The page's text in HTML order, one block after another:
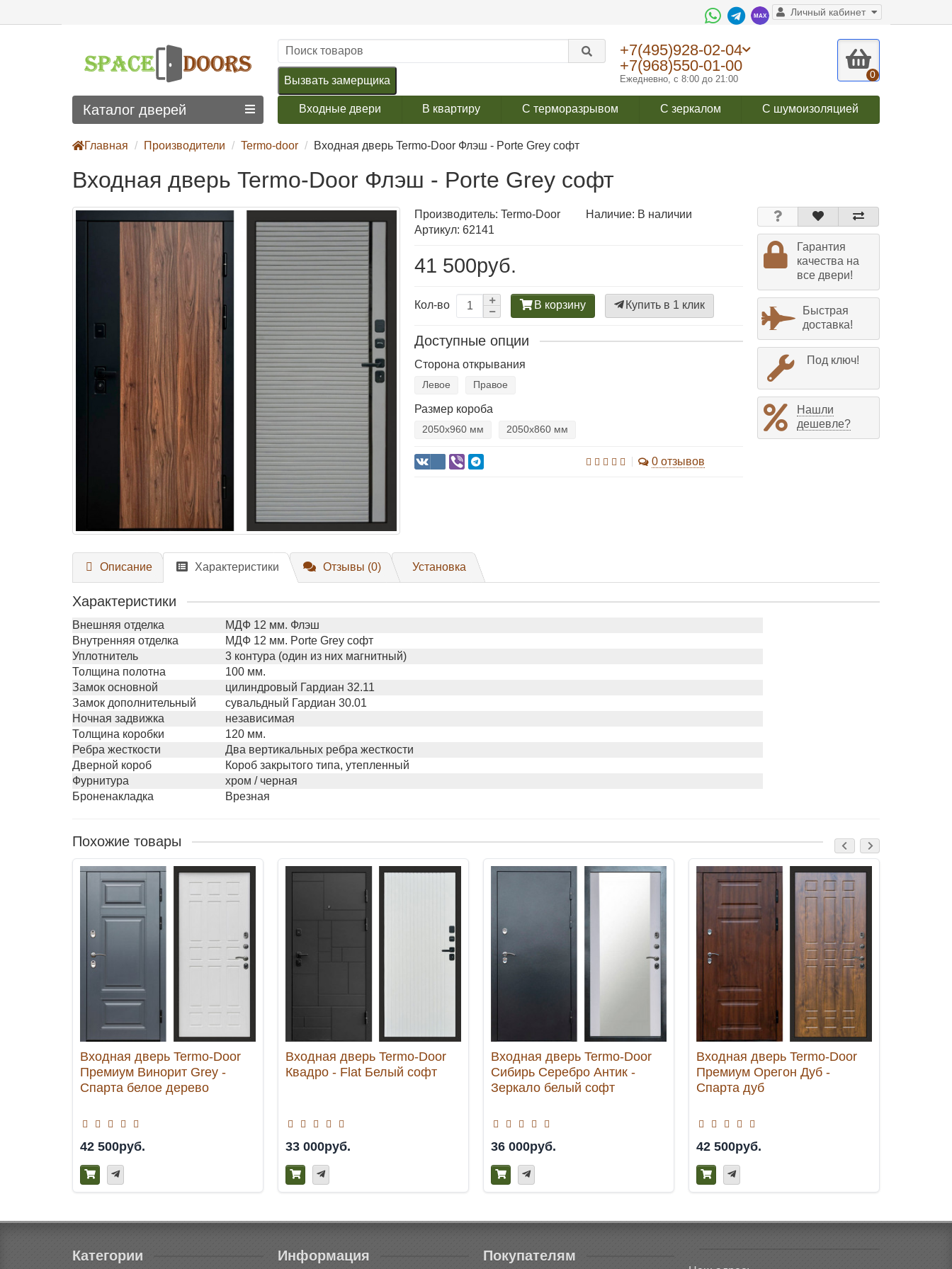
Личный кабинет
+7(495)928-02-04
+7(968)550-01-00
Ежедневно, с 8:00 до 21:00 0
Вызвать замерщика
Входные двери В квартиру С терморазрывом С зеркалом С шумоизоляцией
Каталог дверей
Главная Производители Termo-door Входная дверь Termo-Door Флэш - Porte Grey софт
Входная дверь Termo-Door Флэш - Porte Grey софт
Производитель:Termo-Door
Наличие: В наличии
Артикул: 62141
41 500руб.
Кол-во В корзину Купить в 1 клик
Доступные опции
Сторона открывания
Левое Правое
Размер короба
2050х960 мм 2050х860 мм
0 отзывов
Гарантия
качества на
все двери!
Быстрая
доставка!
Под ключ!
Нашли
дешевле?
Описание Характеристики Отзывы (0) Установка
Характеристики
Внешняя отделка
МДФ 12 мм. Флэш
Внутренняя отделка
МДФ 12 мм. Porte Grey софт
Уплотнитель
3 контура (один из них магнитный)
Толщина полотна
100 мм.
Замок основной
цилиндровый Гардиан 32.11
Замок дополнительный
сувальдный Гардиан 30.01
Ночная задвижка
независимая
Толщина коробки
120 мм.
Ребра жесткости
Два вертикальных ребра жесткости
Дверной короб
Короб закрытого типа, утепленный
Фурнитура
хром / черная
Броненакладка
Врезная
Похожие товары
Входная дверь Termo-Door
Премиум Винорит Grey -
Спарта белое дерево
42 500руб.
Входная дверь Termo-Door
Квадро - Flat Белый софт
33 000руб.
Входная дверь Termo-Door
Сибирь Серебро Антик -
Зеркало белый софт
36 000руб.
Входная дверь Termo-Door
Премиум Орегон Дуб -
Спарта дуб
42 500руб.
Категории Информация Покупателям